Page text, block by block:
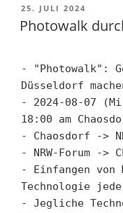
VERÖFFENTLICHT
AM
25. JULI 2024
Photowalk
- "Photowalk":
Düsseldorf
- 2024-08-07
18:00 am
- Chaosdorf ->
- NRW-Forum ->
- Einfangen von
Technologie
- Jegliche